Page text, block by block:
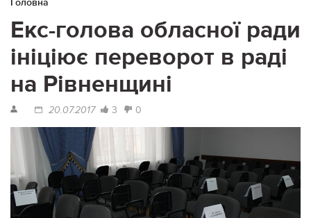
Головна
Екс-голова обласної ради
ініціює переворот в раді
на Рівненщині
20.07.2017 3 0